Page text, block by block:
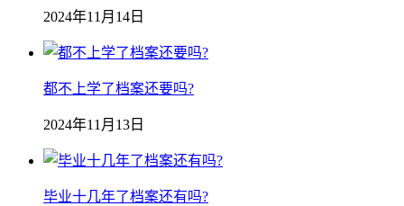
2024年11月14日
都不上学了档案还要吗?
2024年11月13日
毕业十几年了档案还有吗?